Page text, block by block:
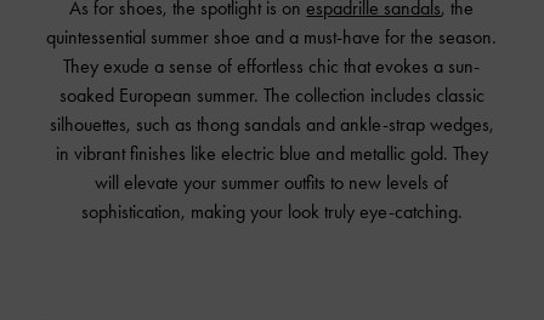
As for shoes, the spotlight is on espadrille sandals, the
quintessential summer shoe and a must-have for the season.
They exude a sense of effortless chic that evokes a sun-
soaked European summer. The collection includes classic
silhouettes, such as thong sandals and ankle-strap wedges,
in vibrant finishes like electric blue and metallic gold. They
will elevate your summer outfits to new levels of
sophistication, making your look truly eye-catching.